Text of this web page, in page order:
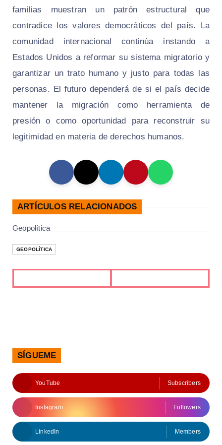
familias muestran un patrón estructural que
contradice los valores democráticos del país. La
comunidad internacional continúa instando a
Estados Unidos a reformar su sistema migratorio y
garantizar un trato humano y justo para todas las
personas. El futuro dependerá de si el país decide
mantener la migración como herramienta de
presión o como oportunidad para reconstruir su
legitimidad en materia de derechos humanos.
ARTÍCULOS RELACIONADOS
Geopolítica
GEOPOLÍTICA
SÍGUEME
YouTube Subscribers
Instagram Followers
LinkedIn Members